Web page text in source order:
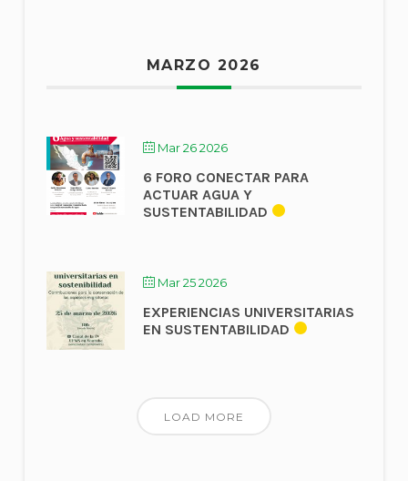
MARZO 2026
Mar 26 2026
6 FORO CONECTAR PARA
ACTUAR AGUA Y
SUSTENTABILIDAD
Mar 25 2026
EXPERIENCIAS UNIVERSITARIAS
EN SUSTENTABILIDAD
LOAD MORE